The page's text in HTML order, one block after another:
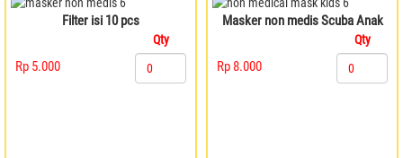
Filter isi 10 pcs
Rp 5.000
Qty
Masker non medis Scuba Anak
Rp 8.000
Qty